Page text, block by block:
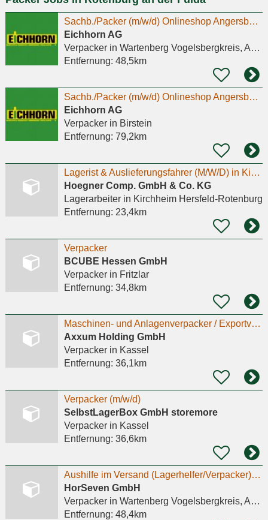
Sachb./Packer (m/w/d) Onlineshop Angersbach (Mini-Job)
Eichhorn AG
Verpackerin Wartenberg Vogelsbergkreis, Angersbach
Entfernung: 48,5km
Sachb./Packer (m/w/d) Onlineshop Angersbach (Mini-Job)
Eichhorn AG
Verpackerin Birstein
Entfernung: 79,2km
Lagerist & Auslieferungsfahrer (M/W/D) in Kirchheim bei München
Hoegner Comp. GmbH & Co. KG
Lagerarbeiterin Kirchheim Hersfeld-Rotenburg
Entfernung: 23,4km
Verpacker
BCUBE Hessen GmbH
Verpackerin Fritzlar
Entfernung: 34,8km
Maschinen- und Anlagenverpacker / Exportverpacker (m/w/d)
Axxum Holding GmbH
Verpackerin Kassel
Entfernung: 36,1km
Verpacker (m/w/d)
SelbstLagerBox GmbH storemore
Verpackerin Kassel
Entfernung: 36,6km
Aushilfe im Versand (Lagerhelfer/Verpacker) - m/w/d
HorSeven GmbH
Verpackerin Wartenberg Vogelsbergkreis, Angersbach
Entfernung: 48,4km